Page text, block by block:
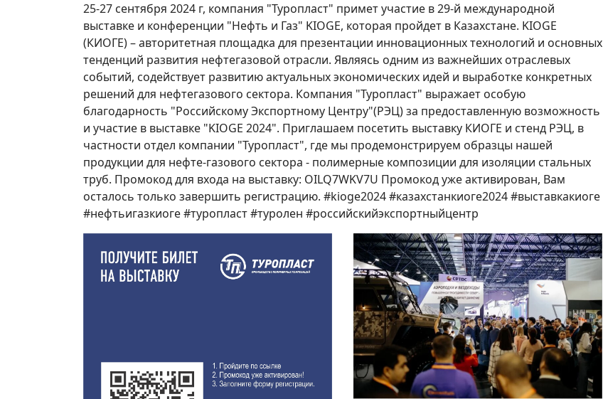
25-27 сентября 2024 г, компания "Туропласт" примет участие в 29-й международной
выставке и конференции "Нефть и Газ" KIOGE, которая пройдет в Казахстане. KIOGE
(КИОГЕ) – авторитетная площадка для презентации инновационных технологий и основных
тенденций развития нефтегазовой отрасли. Являясь одним из важнейших отраслевых
событий, содействует развитию актуальных экономических идей и выработке конкретных
решений для нефтегазового сектора. Компания "Туропласт" выражает особую
благодарность "Российскому Экспортному Центру"(РЭЦ) за предоставленную возможность
и участие в выставке "KIOGE 2024". Приглашаем посетить выставку КИОГЕ и стенд РЭЦ, в
частности отдел компании "Туропласт", где мы продемонстрируем образцы нашей
продукции для нефте-газового сектора - полимерные композиции для изоляции стальных
труб. Промокод для входа на выставку: OILQ7WKV7U Промокод уже активирован, Вам
осталось только завершить регистрацию. #kioge2024 #казахстанкиоге2024 #выставкакиоге
#нефтьигазкиоге #туропласт #туролен #российскийэкспортныйцентр